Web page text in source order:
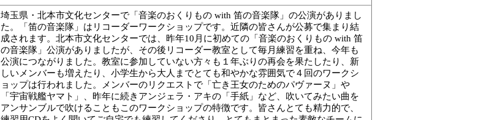
埼玉県・北本市文化センターで「音楽のおくりもの with 笛の音楽隊」の公演がありまし
た。「笛の音楽隊」はリコーダーワークショップです。近隣の皆さんが公募で集まり結
成されます。北本市文化センターでは、昨年10月に初めての「音楽のおくりもの with 笛
の音楽隊」公演がありましたが、その後リコーダー教室として毎月練習を重ね、今年も
公演につながりました。教室に参加していない方々も１年ぶりの再会を果たしたり、新
しいメンバーも増えたり、小学生から大人までとても和やかな雰囲気で４回のワークシ
ョップは行われました。メンバーのリクエストで「亡き王女のためのパヴァーヌ」や
「宇宙戦艦ヤマト」、昨年に続きアンジェラ・アキの「手紙」など、吹いてみたい曲を
アンサンブルで吹けることもこのワークショップの特徴です。皆さんとても精力的で、